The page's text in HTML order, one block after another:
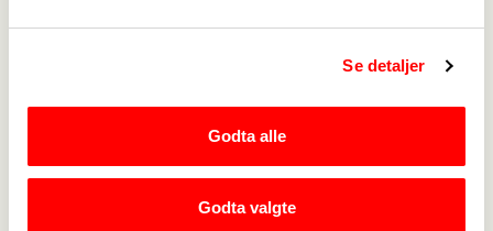
Se detaljer
Godta alle
Godta valgte
Kalender ->
Rettigheter i arbeidslivet